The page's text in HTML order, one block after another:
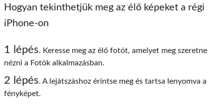
Hogyan tekinthetjük meg az élő képeket a régi
iPhone-on
1 lépés. Keresse meg az élő fotót, amelyet meg szeretne
nézni a Fotók alkalmazásban.
2 lépés. A lejátszáshoz érintse meg és tartsa lenyomva a
fényképet.